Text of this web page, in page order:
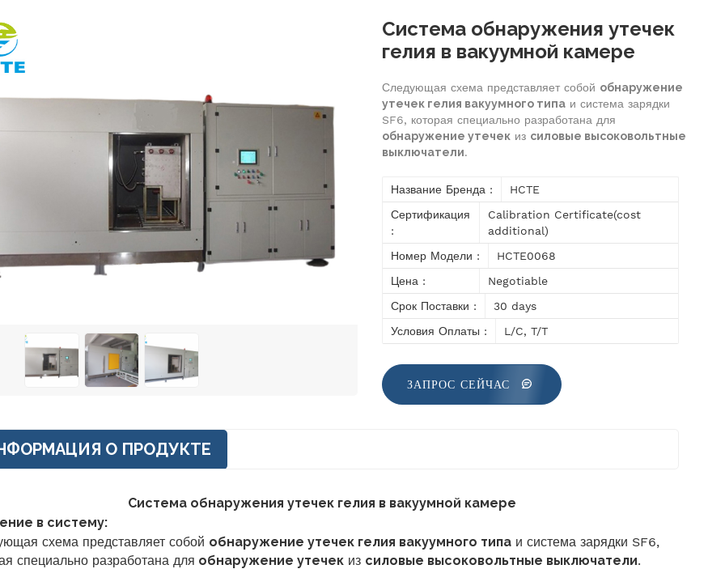
Система обнаружения утечек
гелия в вакуумной камере
Следующая схема представляет собой обнаружение
утечек гелия вакуумного типаи система зарядки
SF6, которая специально разработана для
обнаружение утечекиз силовые высоковольтные
выключатели.
Название Бренда :
HCTE
Сертификация
:
Calibration Certificate(cost
additional)
Номер Модели :
HCTE0068
Цена :
Negotiable
Срок Поставки :
30 days
Условия Оплаты :
L/C, T/T
ЗАПРОС СЕЙЧАС
О ПРОДУКТЕ
Система обнаружения утечек гелия в вакуумной камере
в систему:
схема представляет собой обнаружение утечек гелия вакуумного типаи система зарядки SF6,
специально разработана для обнаружение утечекиз силовые высоковольтные выключатели.